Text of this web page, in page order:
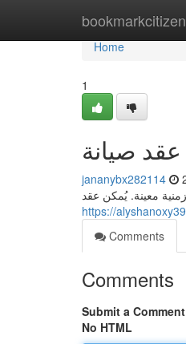
bookmarkcitizen
Home
Home
1
عقد صيانة
jananybx282114
معينة. يُمكن عقد
Comments
Comments
Submit a Comment
No HTML